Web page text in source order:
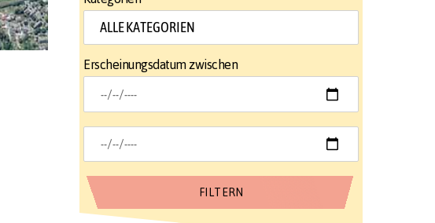
Erscheinungsdatum zwischen